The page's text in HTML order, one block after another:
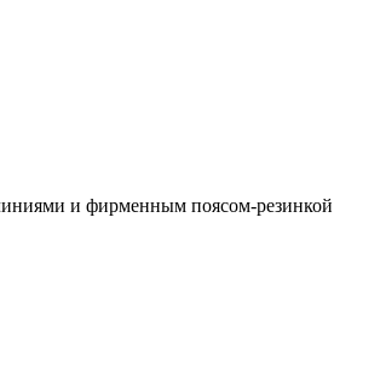
и фирменным поясом-резинкой